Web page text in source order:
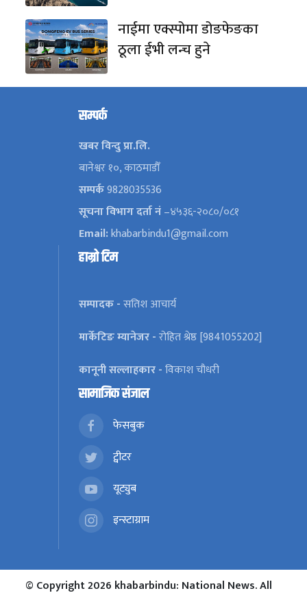
नाईमा एक्स्पोमा डोङफेङका
ठूला ईभी लन्च हुने
सम्पर्क
खबर विन्दु प्रा.लि.
बानेश्वर १०, काठमाडौँ
सम्पर्क9828035536
सूचना विभाग दर्ता नं–४५३६-२०८०/०८१
Email:khabarbindu1@gmail.com
हाम्रो टिम
सम्पादक -सतिश आचार्य
मार्केटिङ म्यानेजर -रोहित श्रेष्ठ [9841055202]
कानूनी सल्लाहकार -विकाश चौधरी
सामाजिक संजाल
फेसबुक
ट्वीटर
यूट्युब
इन्स्टाग्राम
© Copyright 2026 khabarbindu: National News. All